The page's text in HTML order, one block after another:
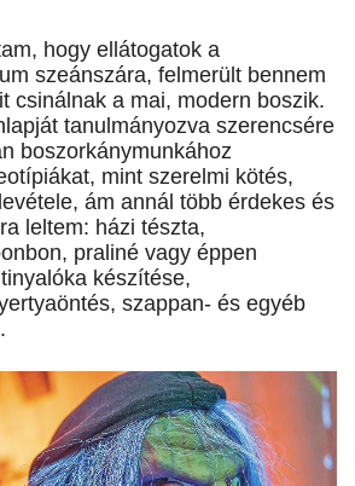
hogy ellátogatok a
szeánszára, felmerült bennem
csinálnak a mai, modern boszik.
tanulmányozva szerencsére
boszorkánymunkához
mint szerelmi kötés,
ám annál több érdekes és
leltem: házi tészta,
praliné vagy éppen
készítése,
szappan- és egyéb